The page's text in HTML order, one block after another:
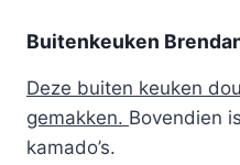
Buitenkeuken
Deze buiten keuken
gemakken. Bovendien
kamado’s.